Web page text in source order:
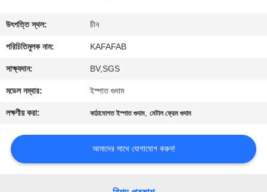
কারখানা
পরিদর্শন
গুণমান
নিয়ন্ত্রণ
আমাদের
সাথে
উৎপত্তি স্থল: চীন
পরিচিতিমুলক নাম: KAFAFAB
সাক্ষ্যদান: BV,SGS
মডেল নম্বার: ইস্পাত গুদাম
লক্ষণীয় করা: কাঠামোগত ইস্পাত গুদাম,মেটাল ফ্রেম গুদাম
আমাদের সাথে যোগাযোগ করুন!